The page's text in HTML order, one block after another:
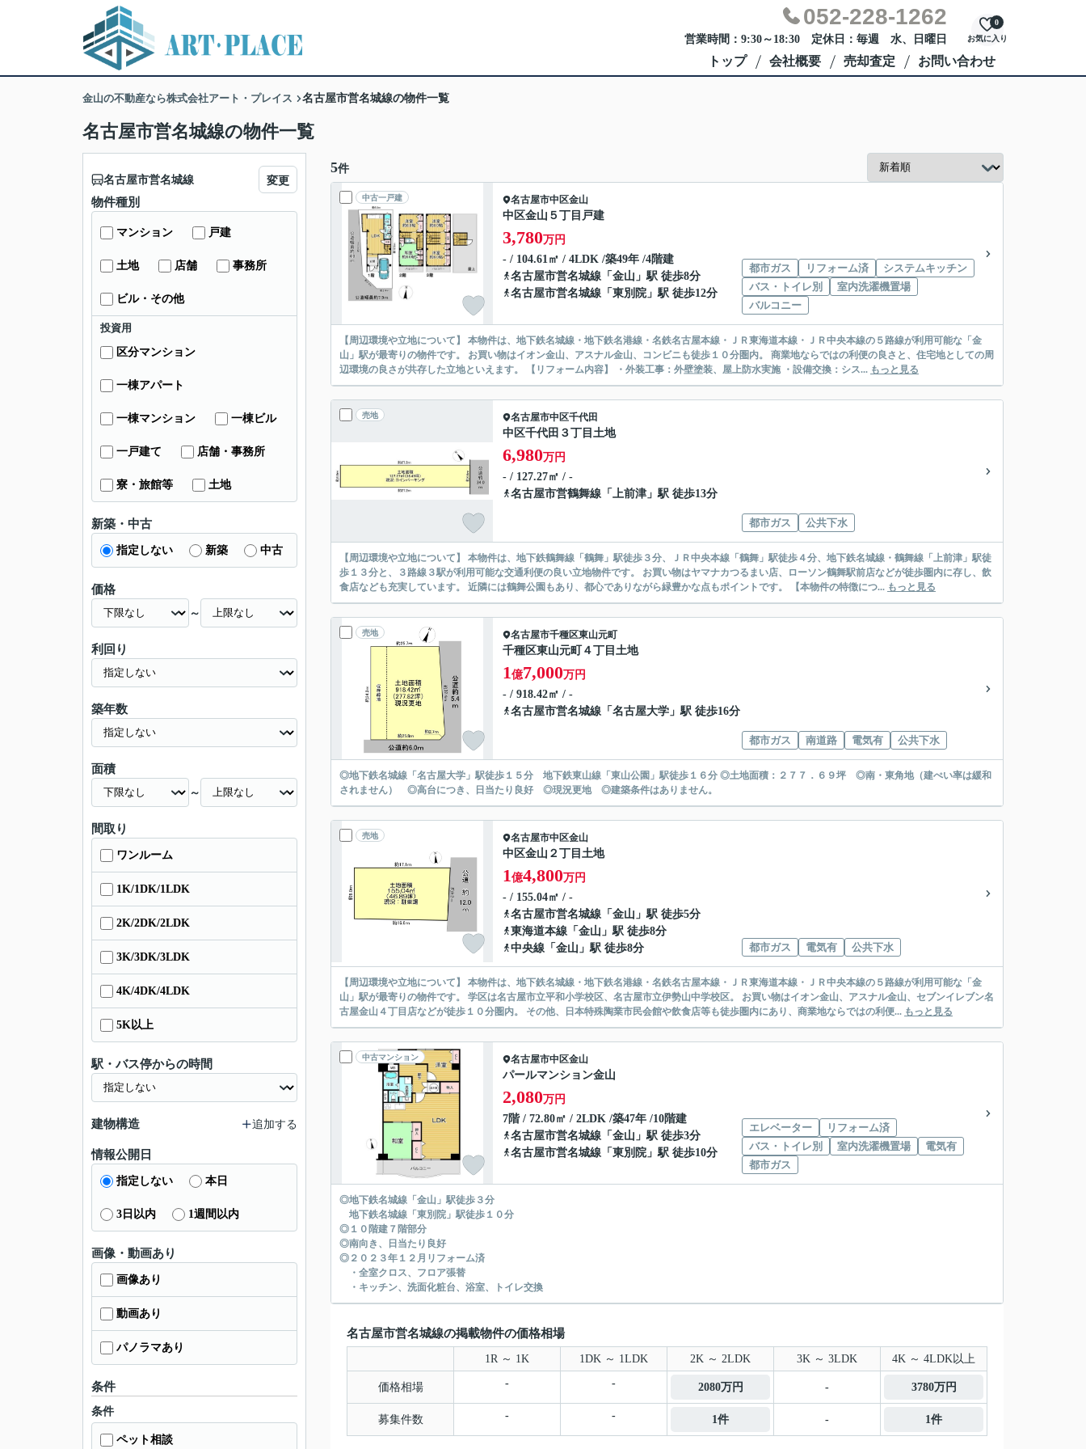
052-228-1262
営業時間：9:30～18:30 定休日：毎週 水、日曜日 お気に入り
0
トップ 会社概要 売却査定 お問い合わせ
金山の不動産なら株式会社アート・プレイス 名古屋市営名城線の物件一覧
名古屋市営名城線の物件一覧
5件
中古一戸建 名古屋市中区金山
中区金山５丁目戸建
3,780万円
- / 104.61㎡ / 4LDK /築49年 /4階建
名古屋市営名城線 「 金山 」駅 徒歩8分
名古屋市営名城線 「 東別院 」駅 徒歩12分
都市ガス リフォーム済
システムキッチン
バス・トイレ別
室内洗濯機置場
バルコニー
【周辺環境や立地について】 本物件は、地下鉄名城線・地下鉄名港線・名鉄名古屋本線・ＪＲ東海道本線・ＪＲ中央本線の５路線が利用可能な「金
山」駅が最寄りの物件です。 お買い物はイオン金山、アスナル金山、コンビニも徒歩１０分圏内。 商業地ならではの利便の良さと、住宅地としての周
辺環境の良さが共存した立地といえます。 【リフォーム内容】 ・外装工事：外壁塗装、屋上防水実施 ・設備交換：シス... もっと見る
売地 名古屋市中区千代田
中区千代田３丁目土地
6,980万円
- / 127.27㎡ / -
名古屋市営鶴舞線 「 上前津 」駅 徒歩13分
都市ガス 公共下水
【周辺環境や立地について】 本物件は、地下鉄鶴舞線「鶴舞」駅徒歩３分、ＪＲ中央本線「鶴舞」駅徒歩４分、地下鉄名城線・鶴舞線「上前津」駅徒
歩１３分と、３路線３駅が利用可能な交通利便の良い立地物件です。 お買い物はヤマナカつるまい店、ローソン鶴舞駅前店などが徒歩圏内に存し、飲
食店なども充実しています。 近隣には鶴舞公園もあり、都心でありながら緑豊かな点もポイントです。 【本物件の特徴につ... もっと見る
売地 名古屋市千種区東山元町
千種区東山元町４丁目土地
1億7,000万円
- / 918.42㎡ / -
名古屋市営名城線 「 名古屋大学 」駅 徒歩16分
都市ガス 南道路 電気有 公共下水
◎地下鉄名城線「名古屋大学」駅徒歩１５分 地下鉄東山線「東山公園」駅徒歩１６分 ◎土地面積：２７７．６９坪 ◎南・東角地（建ぺい率は緩和
されません） ◎高台につき、日当たり良好 ◎現況更地 ◎建築条件はありません。
売地 名古屋市中区金山
中区金山２丁目土地
1億4,800万円
- / 155.04㎡ / -
名古屋市営名城線 「 金山 」駅 徒歩5分
東海道本線 「 金山 」駅 徒歩8分
中央線 「 金山 」駅 徒歩8分 都市ガス 電気有 公共下水
【周辺環境や立地について】 本物件は、地下鉄名城線・地下鉄名港線・名鉄名古屋本線・ＪＲ東海道本線・ＪＲ中央本線の５路線が利用可能な「金
山」駅が最寄りの物件です。 学区は名古屋市立平和小学校区、名古屋市立伊勢山中学校区。 お買い物はイオン金山、アスナル金山、セブンイレブン名
古屋金山４丁目店などが徒歩１０分圏内。 その他、日本特殊陶業市民会館や飲食店等も徒歩圏内にあり、商業地ならではの利便... もっと見る
中古マンション 名古屋市中区金山
パールマンション金山
2,080万円
7階 / 72.80㎡ / 2LDK /築47年 /10階建
名古屋市営名城線 「 金山 」駅 徒歩3分
名古屋市営名城線 「 東別院 」駅 徒歩10分
エレベーター
リフォーム済
バス・トイレ別
室内洗濯機置場
電気有
都市ガス
◎地下鉄名城線「金山」駅徒歩３分
地下鉄名城線「東別院」駅徒歩１０分
◎１０階建７階部分
◎南向き、日当たり良好
◎２０２３年１２月リフォーム済
・全室クロス、フロア張替
・キッチン、洗面化粧台、浴室、トイレ交換
名古屋市営名城線の掲載物件の価格相場
1R ～ 1K 1DK ～ 1LDK 2K ～ 2LDK 3K ～ 3LDK 4K ～ 4LDK以上
価格相場 - - 2080万円 - 3780万円
募集件数 - - 1件 - 1件
名古屋市営名城線 変更
物件種別
マンション 戸建
土地 店舗 事務所
ビル・その他
投資用
区分マンション
一棟アパート
一棟マンション 一棟ビル
一戸建て 店舗・事務所
寮・旅館等 土地
新築・中古
指定しない 新築 中古
価格
～
利回り
築年数
面積
～
間取り
ワンルーム
1K/1DK/1LDK
2K/2DK/2LDK
3K/3DK/3LDK
4K/4DK/4LDK
5K以上
駅・バス停からの時間
建物構造 追加する
情報公開日
指定しない 本日
3日以内 1週間以内
画像・動画あり
画像あり
動画あり
パノラマあり
条件
条件
ペット相談